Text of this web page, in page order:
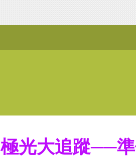
極光大追蹤──